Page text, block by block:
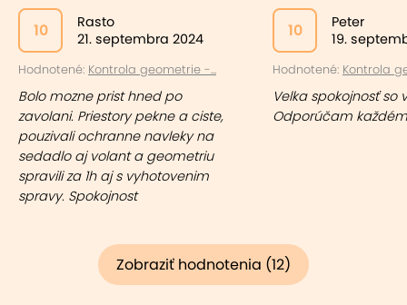
10
Rasto
21. septembra 2024
Hodnotené: Kontrola geometrie -...
Bolo mozne prist hned po
zavolani. Priestory pekne a ciste,
pouzivali ochranne navleky na
sedadlo aj volant a geometriu
spravili za 1h aj s vyhotovenim
spravy. Spokojnost
10
Peter
19.
Hodnotené: Kontrola
Velka spokojnosť so
Odporúčam
Zobraziť hodnotenia (12)